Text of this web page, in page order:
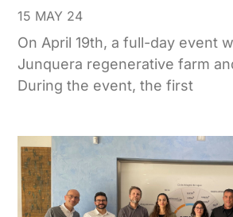
15 MAY 24
On April 19th, a full-day event
Junquera regenerative farm
During the event, the first